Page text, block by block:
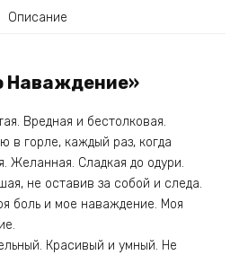
Описание
Наваждение»
Вредная и бестолковая.
в горле, каждый раз, когда
Желанная. Сладкая до одури.
не оставив за собой и следа.
боль и мое наваждение. Моя
Красивый и умный. Не